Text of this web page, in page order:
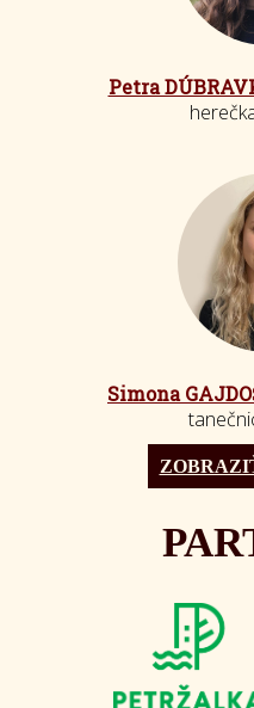
Petra
Simona